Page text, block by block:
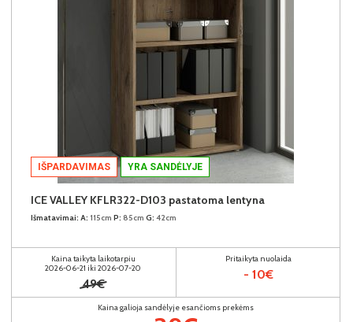
IŠPARDAVIMAS YRA SANDĖLYJE
ICE VALLEY KFLR322-D103 pastatoma lentyna
Išmatavimai: A: 115cm P: 85cm G: 42cm
Kaina taikyta laikotarpiu
2026-06-21 iki 2026-07-20
49€
Pritaikyta nuolaida
- 10€
Kaina galioja sandėlyje esančioms prekėms